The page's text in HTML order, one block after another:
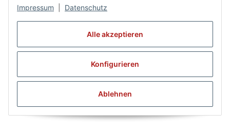
Alle akzeptieren
Konfigurieren
Ablehnen
Impressum Datenschutz
Bloch Kurzarm Trikot 5402
Bloch Trikot 5405 Tutu -
17,00 €